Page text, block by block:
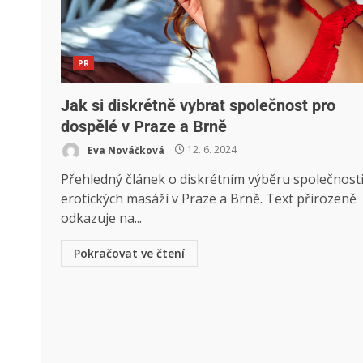
PR
Jak si diskrétně vybrat společnost pro
dospělé v Praze a Brně
Eva Nováčková 12. 6. 2024
Přehledný článek o diskrétním výběru
erotických masáží v Praze a Brně. Text přirozeně
odkazuje na...
Pokračovat ve čtení